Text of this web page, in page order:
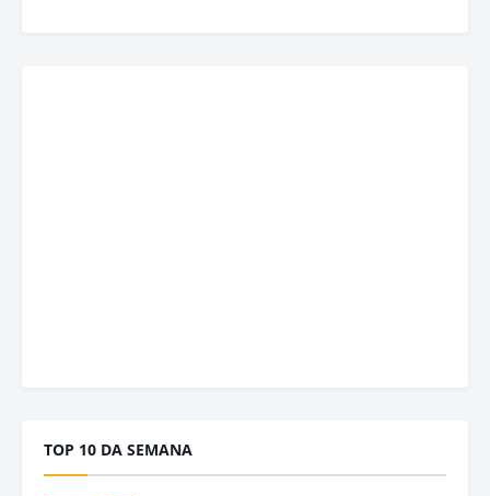
TOP 10 DA SEMANA